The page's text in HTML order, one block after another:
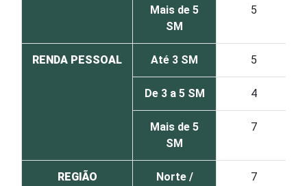
Mais de 5
SM
5
RENDA PESSOAL Até 3 SM 5
De 3 a 5 SM 4
Mais de 5
SM
7
REGIÃO
Norte /
7